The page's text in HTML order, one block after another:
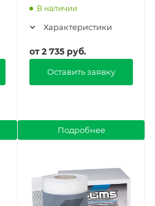
защитой от УФ-лучей в
В наличии
Характеристики
от2 735 руб.
Подробнее
Оставить заявку